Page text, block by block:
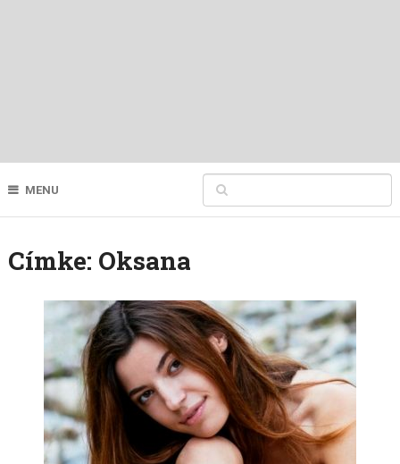
MENU
Címke: Oksana